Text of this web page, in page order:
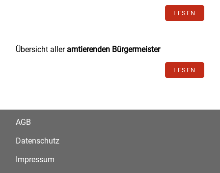
LESEN
Übersicht aller amtierenden Bürgermeister
LESEN
AGB
Datenschutz
Impressum